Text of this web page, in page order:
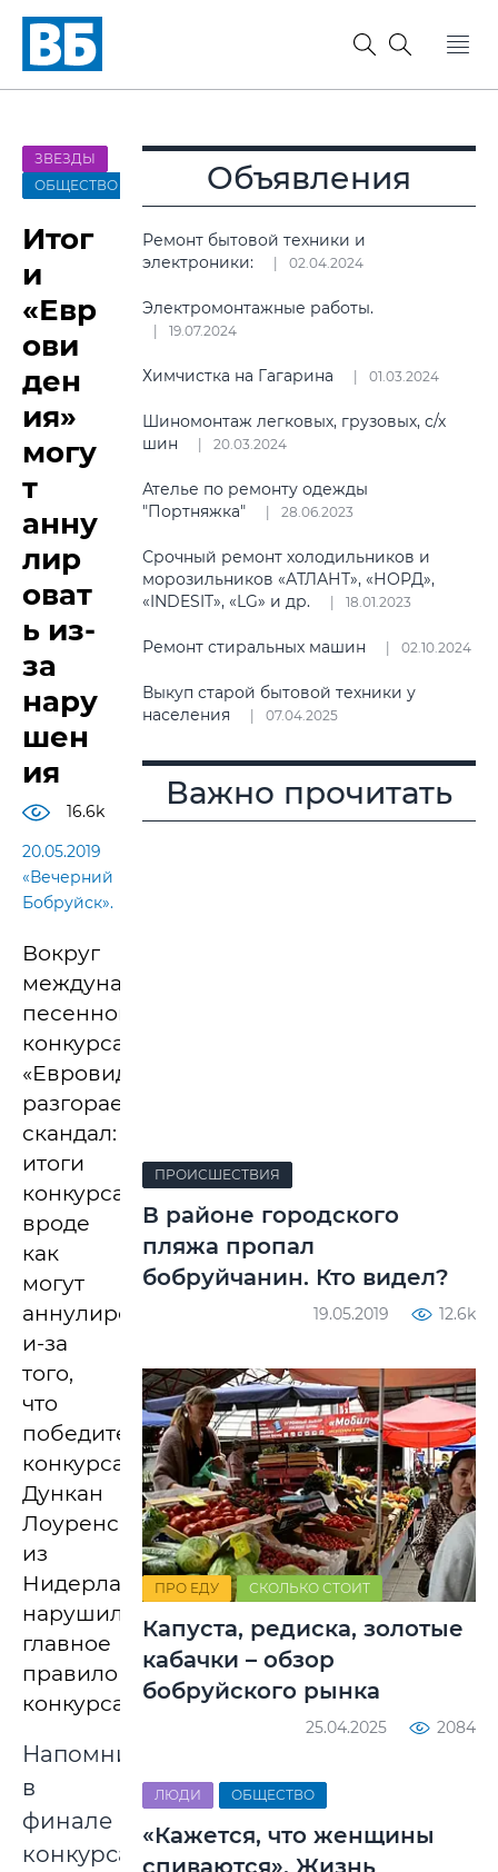
ЗВЕЗДЫ
ОБЩЕСТВО
Итог
и
«Евр
ови
ден
ия»
могу
т
анну
лир
оват
ь из-
за
нару
шен
ия
16.6k
20.05.2019
«Вечерний
Бобруйск».
Вокруг
международного
песенного
конкурса
«Евровидение-2019»
разгорается
скандал:
итоги
конкурса
вроде
как
могут
аннулировать
и-за
того,
что
победитель
конкурса
Дункан
Лоуренс
из
Нидерландов
нарушил
главное
правило
конкурса.
Напомним,
в
финале
конкурса
Объявления
Ремонт бытовой техники и
электроники:
02.04.2024
Электромонтажные работы.
19.07.2024
Химчистка на Гагарина 01.03.2024
Шиномонтаж легковых, грузовых, с/х
шин
20.03.2024
Ателье по ремонту одежды
"Портняжка"
28.06.2023
Срочный ремонт холодильников и
морозильников «АТЛАНТ», «НОРД»,
«INDESIT», «LG» и др.
18.01.2023
Ремонт стиральных машин 02.10.2024
Выкуп старой бытовой техники у
населения
07.04.2025
Важно прочитать
ПРОИСШЕСТВИЯ
В районе городского
пляжа пропал
бобруйчанин. Кто видел?
19.05.2019 12.6k
ПРО ЕДУ СКОЛЬКО СТОИТ
Капуста, редиска, золотые
кабачки – обзор
бобруйского рынка
25.04.2025 2084
ЛЮДИ ОБЩЕСТВО
«Кажется, что женщины
спиваются». Жизнь